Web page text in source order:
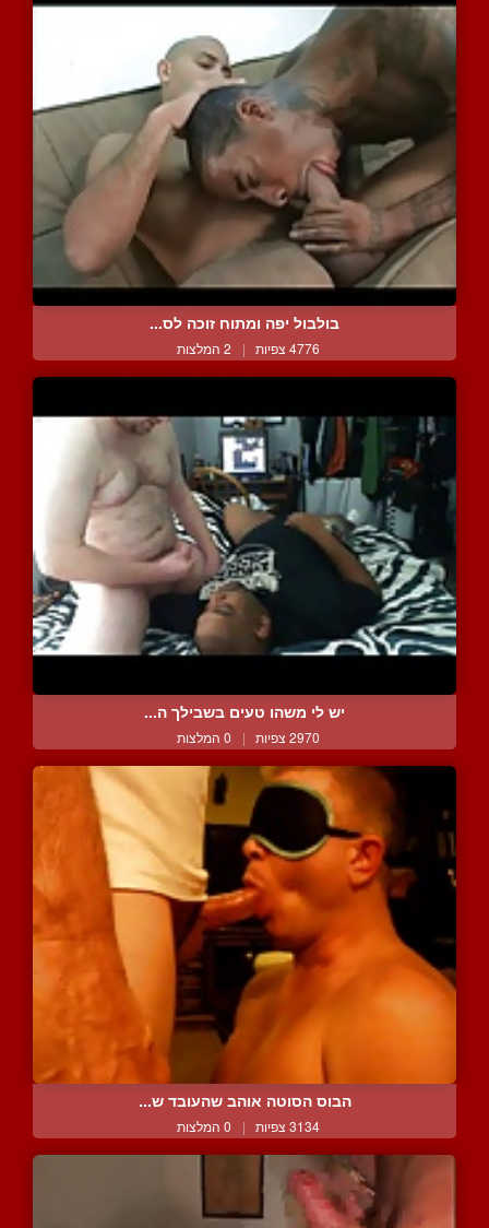
בולבול יפה ומתוח זוכה לס...
4776 צפיות | 2 המלצות
יש לי משהו טעים בשבילך ה...
2970 צפיות | 0 המלצות
הבוס הסוטה אוהב שהעובד ש...
3134 צפיות | 0 המלצות